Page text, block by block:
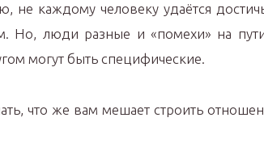
не каждому человеку удаётся
Но, люди разные и «помехи» на
могут быть специфические.
что же вам мешает строить